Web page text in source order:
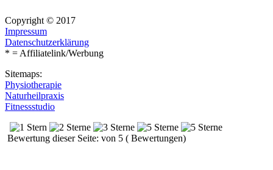
Copyright © 2017
Impressum
Datenschutzerklärung
* = Affiliatelink/Werbung
Sitemaps:
Physiotherapie
Naturheilpraxis
Fitnessstudio
Bewertung dieser Seite: von 5 ( Bewertungen)